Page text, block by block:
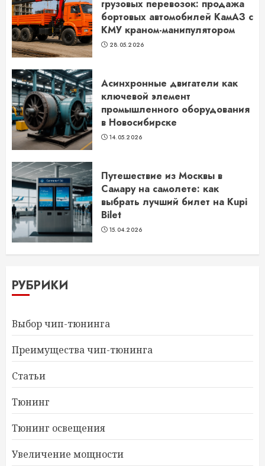
грузовых перевозок: продажа
бортовых автомобилей КамАЗ с
КМУ краном-манипулятором
28.05.2026
Асинхронные двигатели как
ключевой элемент
промышленного оборудования
в Новосибирске
14.05.2026
Путешествие из Москвы в
Самару на самолете: как
выбрать лучший билет на Kupi
Bilet
15.04.2026
РУБРИКИ
Выбор чип-тюнинга
Преимущества чип-тюнинга
Статьи
Тюнинг
Тюнинг освещения
Увеличение мощности